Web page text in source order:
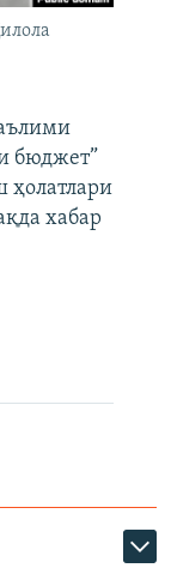
бюджет”
ҳолатлари
хабар